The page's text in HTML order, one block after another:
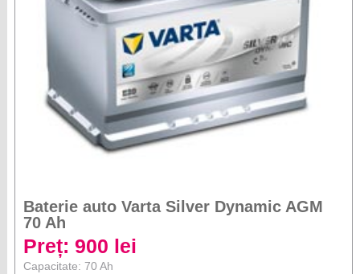
Baterie auto Varta Silver Dynamic AGM
70 Ah
Preț: 900 lei
Capacitate: 70 Ah